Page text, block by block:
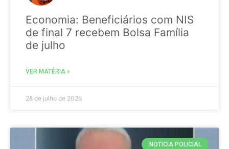
Economia: Beneficiários com NIS
de final 7 recebem Bolsa Família
de julho
VER MATÉRIA »
28 de julho de 2026
NOTICIA POLICIAL